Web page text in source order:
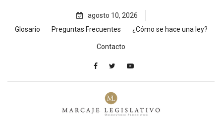
content
agosto 10, 2026
Glosario
Preguntas Frecuentes ¿Cómo se hace una ley?
Contacto